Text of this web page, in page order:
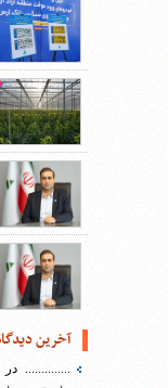
آخرین
..............